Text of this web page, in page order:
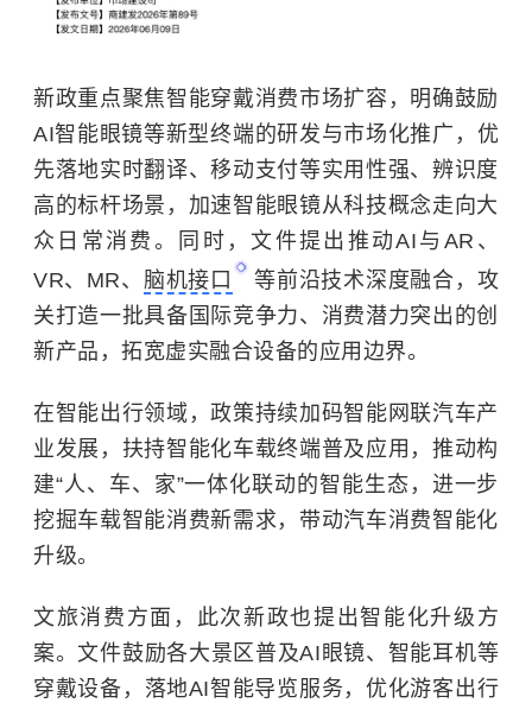
新政重点聚焦智能穿戴消费市场扩容，明确鼓励
AI智能眼镜等新型终端的研发与市场化推广，优
先落地实时翻译、移动支付等实用性强、辨识度
高的标杆场景，加速智能眼镜从科技概念走向大
众日常消费。同时，文件提出推动AI与AR、
VR、MR、 脑机接口
等前沿技术深度融合，攻
关打造一批具备国际竞争力、消费潜力突出的创
新产品，拓宽虚实融合设备的应用边界。
在智能出行领域，政策持续加码智能网联汽车产
业发展，扶持智能化车载终端普及应用，推动构
建“人、车、家”一体化联动的智能生态，进一步
挖掘车载智能消费新需求，带动汽车消费智能化
升级。
文旅消费方面，此次新政也提出智能化升级方
案。文件鼓励各大景区普及AI眼镜、智能耳机等
穿戴设备，落地AI智能导览服务，优化游客出行